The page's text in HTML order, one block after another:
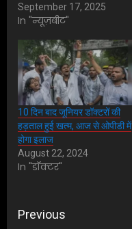
September 17, 2025
In "न्यूज़बीट"
10 दिन बाद जूनियर डॉक्टरों की
हड़ताल हुई खत्म, आज से ओपीडी में
होगा इलाज
August 22, 2024
In "डॉक्टर"
Post
Previous